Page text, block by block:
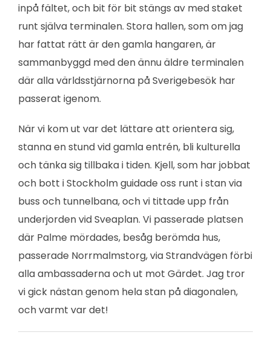
inpå fältet, och bit för bit stängs av med staket
runt själva terminalen. Stora hallen, som om jag
har fattat rätt är den gamla hangaren, är
sammanbyggd med den ännu äldre terminalen
där alla världsstjärnorna på Sverigebesök har
passerat igenom.
När vi kom ut var det lättare att orientera sig,
stanna en stund vid gamla entrén, bli kulturella
och tänka sig tillbaka i tiden. Kjell, som har jobbat
och bott i Stockholm guidade oss runt i stan via
buss och tunnelbana, och vi tittade upp från
underjorden vid Sveaplan. Vi passerade platsen
där Palme mördades, besåg berömda hus,
passerade Norrmalmstorg, via Strandvägen förbi
alla ambassaderna och ut mot Gärdet. Jag tror
vi gick nästan genom hela stan på diagonalen,
och varmt var det!